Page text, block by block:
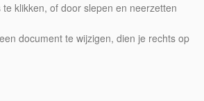
klikken, of door slepen en neerzetten
document te wijzigen, dien je rechts op